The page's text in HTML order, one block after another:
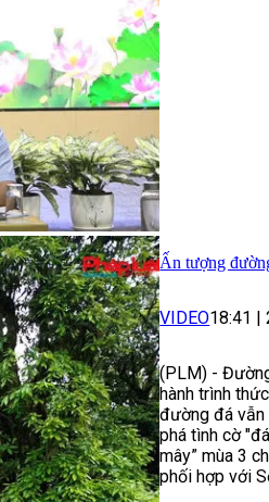
Ấn tượng
VIDEO18:41
(PLM) -
hành trình
đường đá vẫn
phá tình cờ
mây” mùa 3
phối hợp với